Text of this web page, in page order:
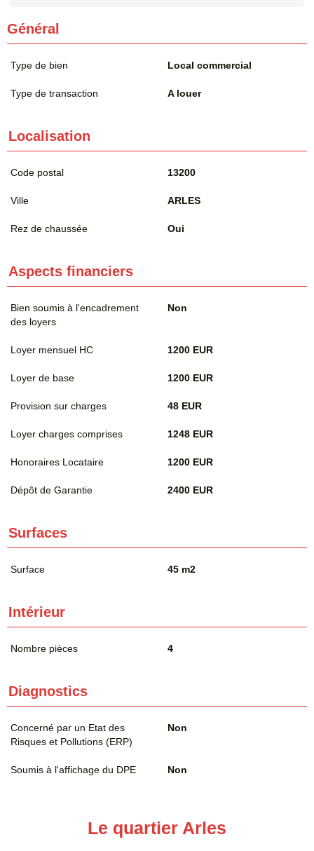
Général
Type de bien Local commercial
Type de transaction A louer
Localisation
Code postal 13200
Ville ARLES
Rez de chaussée Oui
Aspects financiers
Bien soumis à l'encadrement
des loyers
Non
Loyer mensuel HC 1200 EUR
Loyer de base 1200 EUR
Provision sur charges 48 EUR
Loyer charges comprises 1248 EUR
Honoraires Locataire 1200 EUR
Dépôt de Garantie 2400 EUR
Surfaces
Surface 45 m2
Intérieur
Nombre pièces 4
Diagnostics
Concerné par un Etat des
Risques et Pollutions (ERP)
Non
Soumis à l'affichage du DPE Non
Le quartier Arles